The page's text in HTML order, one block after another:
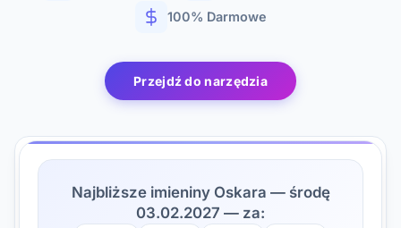
100% Darmowe
Przejdź do narzędzia
Najbliższe imieniny Oskara — środę
03.02.2027 — za: